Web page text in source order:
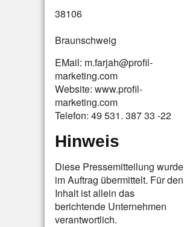
38106
Braunschweig
EMail: m.farjah@profil-
marketing.com
Website: www.profil-
marketing.com
Telefon: 49 531. 387 33 -22
Hinweis
Diese Pressemitteilung wurde
im Auftrag übermittelt. Für den
Inhalt ist allein das
berichtende Unternehmen
verantwortlich.